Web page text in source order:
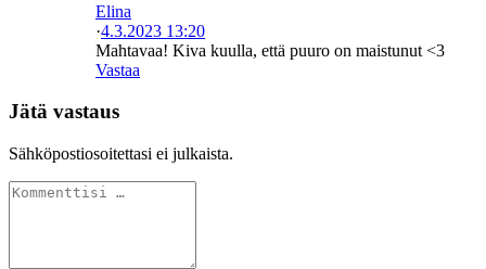
Elina
·4.3.2023 13:20
Mahtavaa! Kiva kuulla, että puuro on maistunut <3
Vastaa
Jätä vastaus
Sähköpostiosoitettasi ei julkaista.